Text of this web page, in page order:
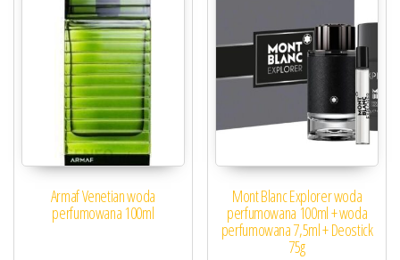
Armaf Venetian woda
perfumowana 100ml
Mont Blanc Explorer woda
perfumowana 100ml + woda
perfumowana 7,5ml + Deostick
75g